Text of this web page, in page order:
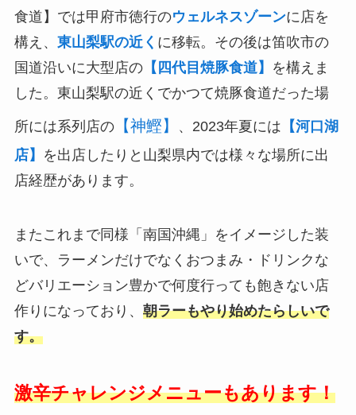
食道】では甲府市徳行のウェルネスゾーンに店を
構え、 東山梨駅の近く に移転。その後は笛吹市の
国道沿いに大型店の【四代目焼豚食道】
を構えま
した。東山梨駅の近くでかつて焼豚食道だった場
所には系列店の【神鰹】 、2023年夏には 【河口湖
店】
を出店したりと山梨県内では様々な場所に出
店経歴があります。
またこれまで同様「南国沖縄」をイメージした装
いで、ラーメンだけでなくおつまみ・ドリンクな
どバリエーション豊かで何度行っても飽きない店
作りになっており、 朝ラーもやり始めたらしいで
す。
激辛チャレンジメニューもあります！